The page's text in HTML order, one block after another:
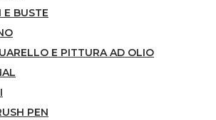
E BUSTE
E PITTURA AD OLIO
PEN